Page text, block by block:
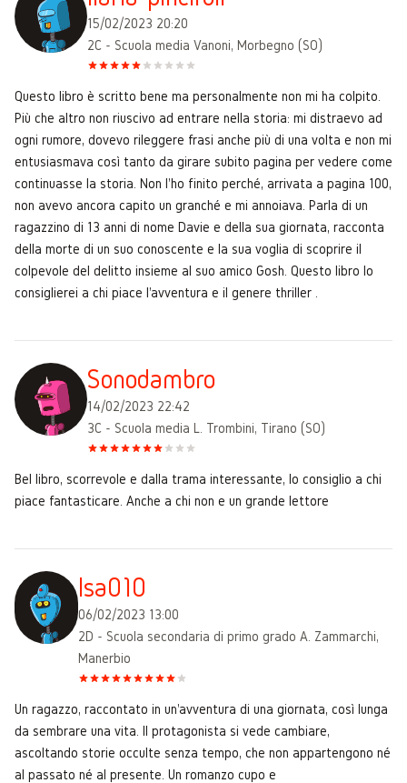
15/02/2023 20:20
2C - Scuola media Vanoni, Morbegno (SO)
Questo libro è scritto bene ma personalmente non mi ha colpito.
Più che altro non riuscivo ad entrare nella storia: mi distraevo ad
ogni rumore, dovevo rileggere frasi anche più di una volta e non mi
entusiasmava così tanto da girare subito pagina per vedere come
continuasse la storia. Non l'ho finito perché, arrivata a pagina 100,
non avevo ancora capito un granché e mi annoiava. Parla di un
ragazzino di 13 anni di nome Davie e della sua giornata, racconta
della morte di un suo conoscente e la sua voglia di scoprire il
colpevole del delitto insieme al suo amico Gosh. Questo libro lo
consiglierei a chi piace l'avventura e il genere thriller .
Sonodambro
14/02/2023 22:42
3C - Scuola media L. Trombini, Tirano (SO)
Bel libro, scorrevole e dalla trama interessante, lo consiglio a chi
piace fantasticare. Anche a chi non e un grande lettore
Isa010
06/02/2023 13:00
2D - Scuola secondaria di primo grado A. Zammarchi,
Manerbio
Un ragazzo, raccontato in un'avventura di una giornata, così lunga
da sembrare una vita. Il protagonista si vede cambiare,
ascoltando storie occulte senza tempo, che non appartengono né
al passato né al presente. Un romanzo cupo e